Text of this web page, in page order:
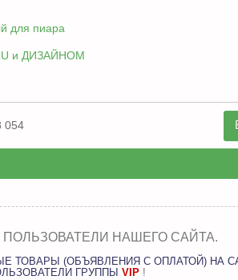
для пиара
и ДИЗАЙНОМ
054
НАШЕГО САЙТА.
ТОВАРЫ (ОБЪЯВЛЕНИЯ С ОПЛАТОЙ) НА
ГРУППЫ VIP !